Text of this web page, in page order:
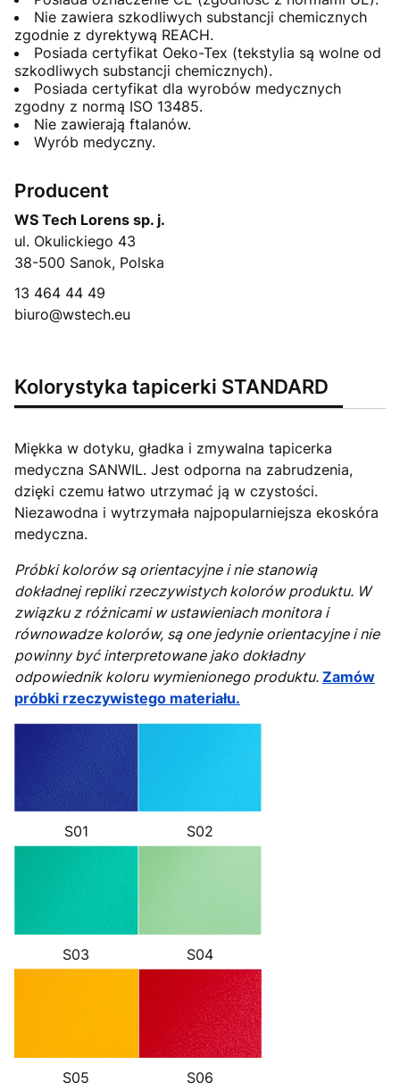
Nie zawiera szkodliwych substancji chemicznych
zgodnie z dyrektywą REACH.
Posiada certyfikat Oeko-Tex (tekstylia są wolne od
szkodliwych substancji chemicznych).
Posiada certyfikat dla wyrobów medycznych
zgodny z normą ISO 13485.
Nie zawierają ftalanów.
Wyrób medyczny.
Producent
WS Tech Lorens sp. j.
ul. Okulickiego 43
38-500 Sanok, Polska
13 464 44 49
biuro@wstech.eu
Kolorystyka tapicerki STANDARD
Miękka w dotyku, gładka i zmywalna tapicerka
medyczna SANWIL. Jest odporna na zabrudzenia,
dzięki czemu łatwo utrzymać ją w czystości.
Niezawodna i wytrzymała najpopularniejsza ekoskóra
medyczna.
Próbki kolorów są orientacyjne i nie stanowią
dokładnej repliki rzeczywistych kolorów produktu. W
związku z różnicami w ustawieniach monitora i
równowadze kolorów, są one jedynie orientacyjne i nie
powinny być interpretowane jako dokładny
odpowiednik koloru wymienionego produktu. Zamów
próbki rzeczywistego materiału.
S01 S02
S03 S04
S05 S06